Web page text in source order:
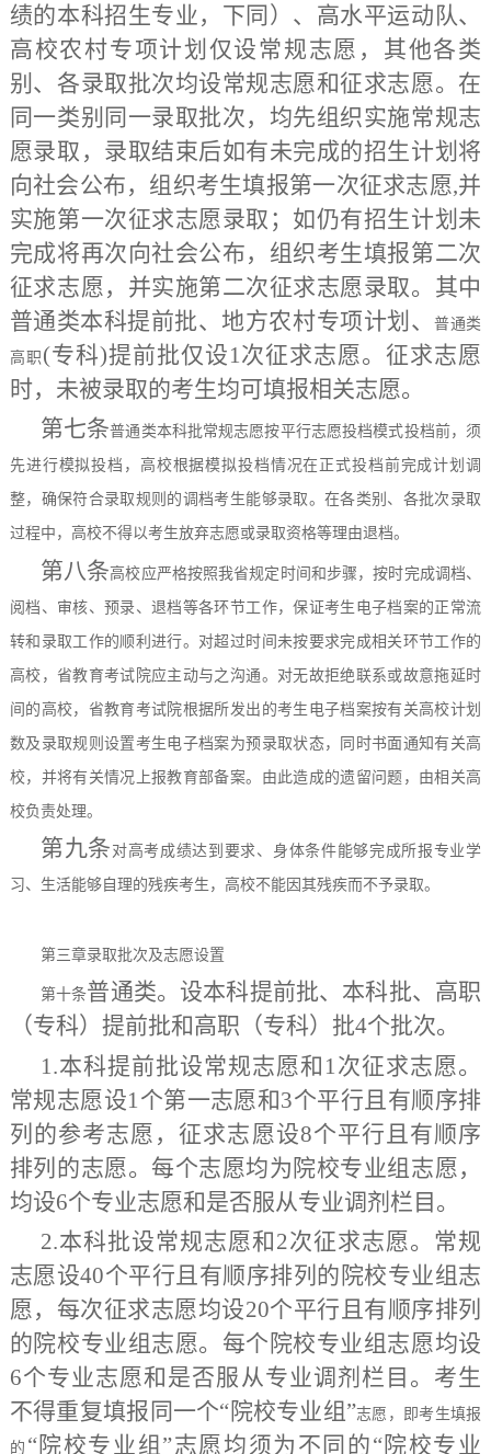
绩的本科招生专业，下同）、高水平运动队、
高校农村专项计划仅设常规志愿，其他各类
别、各录取批次均设常规志愿和征求志愿。在
同一类别同一录取批次，均先组织实施常规志
愿录取，录取结束后如有未完成的招生计划将
向社会公布，组织考生填报第一次征求志愿,并
实施第一次征求志愿录取；如仍有招生计划未
完成将再次向社会公布，组织考生填报第二次
征求志愿，并实施第二次征求志愿录取。其中
普通类本科提前批、地方农村专项计划、普通类
高职 (专科)提前批仅设1次征求志愿。征求志愿
时，未被录取的考生均可填报相关志愿。
第七条普通类本科批常规志愿按平行志愿投档模式投档前，须
先进行模拟投档，高校根据模拟投档情况在正式投档前完成计划调
整，确保符合录取规则的调档考生能够录取。在各类别、各批次录取
过程中，高校不得以考生放弃志愿或录取资格等理由退档。
第八条高校应严格按照我省规定时间和步骤，按时完成调档、
阅档、审核、预录、退档等各环节工作，保证考生电子档案的正常流
转和录取工作的顺利进行。对超过时间未按要求完成相关环节工作的
高校，省教育考试院应主动与之沟通。对无故拒绝联系或故意拖延时
间的高校，省教育考试院根据所发出的考生电子档案按有关高校计划
数及录取规则设置考生电子档案为预录取状态，同时书面通知有关高
校，并将有关情况上报教育部备案。由此造成的遗留问题，由相关高
校负责处理。
第九条 对高考成绩达到要求、身体条件能够完成所报专业学
习、生活能够自理的残疾考生，高校不能因其残疾而不予录取。
第三章录取批次及志愿设置
第十条普通类。设本科提前批、本科批、 高职
（专科）提前批和高职（专科）批4个批次。
1.本科提前批设常规志愿和1次征求志愿。
常规志愿设1个第一志愿和3个平行且有顺序排
列的参考志愿，征求志愿设8个平行且有顺序
排列的志愿。每个志愿均为院校专业组志愿，
均设6个专业志愿和是否服从专业调剂栏目。
2.本科批设常规志愿和2次征求志愿。常规
志愿设40个平行且有顺序排列的院校专业组志
愿，每次征求志愿均设20个平行且有顺序排列
的院校专业组志愿。每个院校专业组志愿均设
6个专业志愿和是否服从专业调剂栏目。考生
不得重复填报同一个“院校专业组 ”志愿，即考生填报
的 “院校专业组”志愿均须为不同的“院校专业